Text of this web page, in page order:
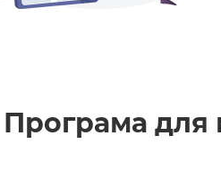
Програма для